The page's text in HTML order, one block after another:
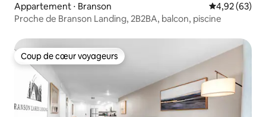
Appartement ⋅ Branson Évaluation
4,92 (63)
Proche de Branson Landing, 2B2BA, balcon, piscine
Coup de cœur voyageurs
Coup de cœur voyageurs